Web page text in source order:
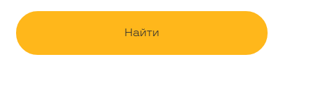
Контакты
Найти